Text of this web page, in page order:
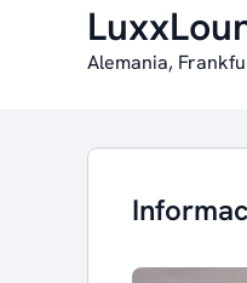
Alemania,